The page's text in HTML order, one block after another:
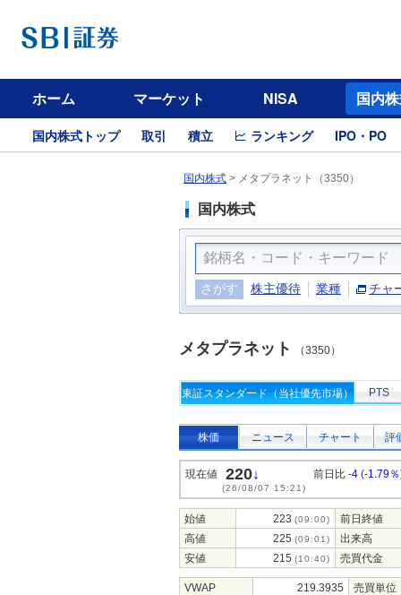
ホーム マーケット NISA 国内
国内株式トップ 取引 積立 ランキング IPO・PO
国内株式 > メタプラネット（3350）
国内株式
さがす 株主優待 業種 チャ
メタプラネット （3350）
東証スタンダード（当社優先市場） PTS
株価 ニュース チャート 評
現在値 220↓
(26/08/07 15:21)
前日比 -4 (-1.79％
始値 223 (09:00)
前日終値
高値
225 (09:01)
出来高
安値
215 (10:40) 売買代金
VWAP 219.3935 売買単位